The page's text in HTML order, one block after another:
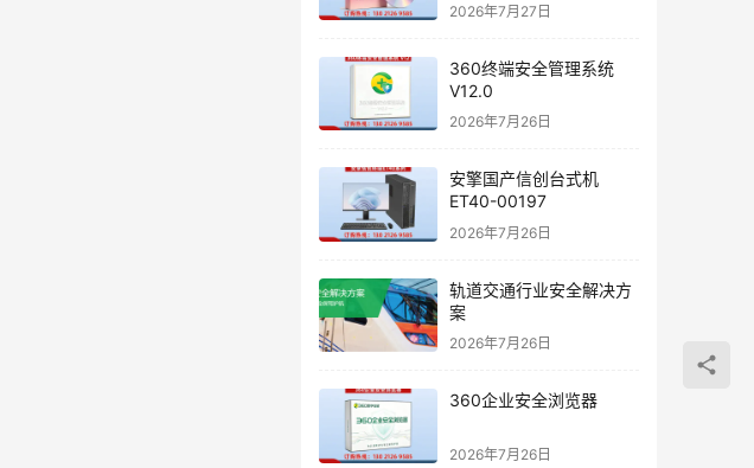
2026年7月27日
360终端安全管理系统
V12.0
2026年7月26日
安擎国产信创台式机
ET40-00197
2026年7月26日
轨道交通行业安全解决方
案
2026年7月26日
360企业安全浏览器
2026年7月26日